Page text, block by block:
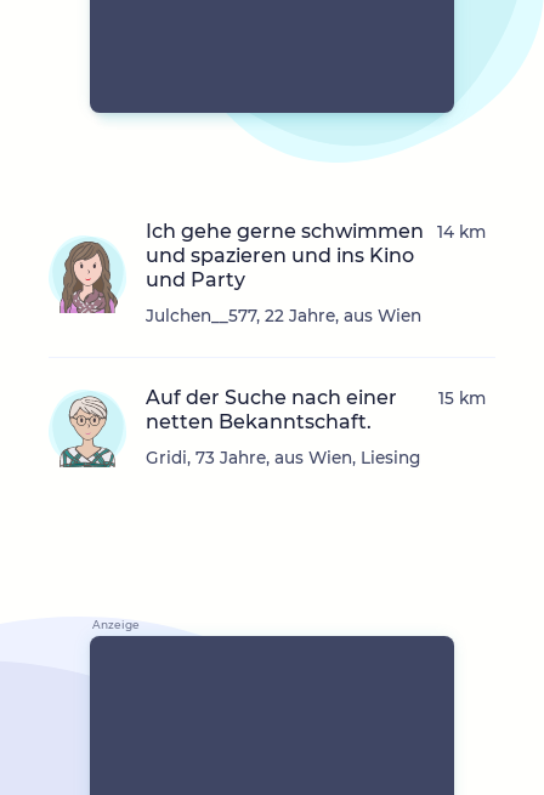
Ich gehe gerne schwimmen
und spazieren und ins Kino
und Party
Julchen__577, 22 Jahre, aus Wien
14 km
Auf der Suche nach einer
netten Bekanntschaft.
Gridi, 73 Jahre, aus Wien, Liesing
15 km